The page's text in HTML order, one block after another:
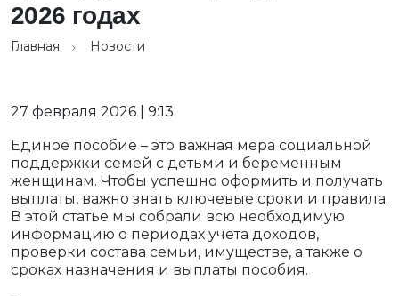
2026 годах
Главная Новости
27 февраля 2026 | 9:13
Единое пособие – это важная мера социальной
поддержки семей с детьми и беременным
женщинам. Чтобы успешно оформить и получать
выплаты, важно знать ключевые сроки и правила.
В этой статье мы собрали всю необходимую
информацию о периодах учета доходов,
проверки состава семьи, имуществе, а также о
сроках назначения и выплаты пособия.